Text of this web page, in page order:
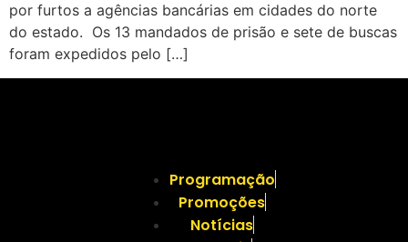
por furtos a agências bancárias em cidades do norte
do estado. Os 13 mandados de prisão e sete de buscas
foram expedidos pelo […]
Programação
Promoções
Notícias